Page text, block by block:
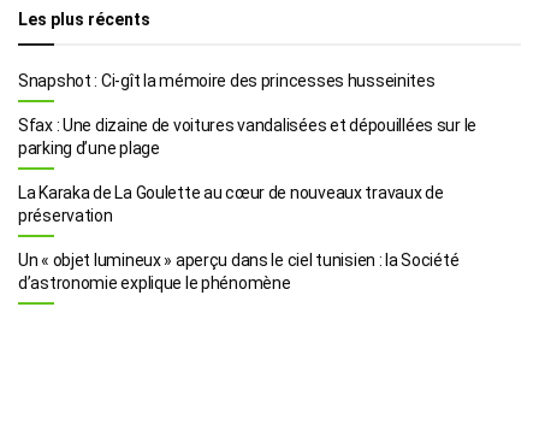
Les plus récents
Snapshot : Ci-gît la mémoire des princesses husseinites
Sfax : Une dizaine de voitures vandalisées et dépouillées sur le
parking d’une plage
La Karaka de La Goulette au cœur de nouveaux travaux de
préservation
Un « objet lumineux » aperçu dans le ciel tunisien : la Société
d’astronomie explique le phénomène